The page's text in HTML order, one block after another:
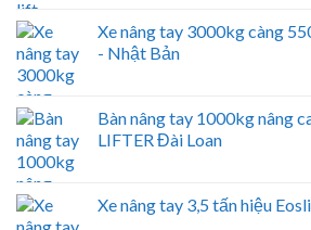
Xe nâng tay 3000kg càng
- Nhật Bản
Bàn nâng tay 1000kg nâng
LIFTER Đài Loan
Xe nâng tay 3,5 tấn hiệu